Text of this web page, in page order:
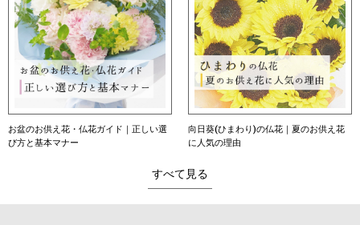
イド｜正しい選
向日葵(ひまわり)の仏花｜夏のお供え花
向日葵（ひまわり）の
すべて見る